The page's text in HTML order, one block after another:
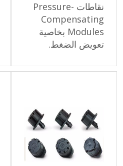
نقاطات Pressure-
Compensating
Modules بخاصية
تعويض الضغط.